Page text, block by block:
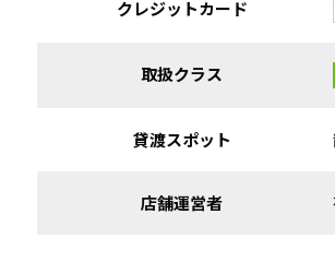
クレジットカード
取扱クラス
貸渡スポット
店舗運営者